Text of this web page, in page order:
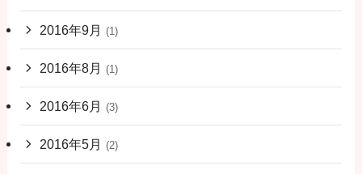
2016年9月 (1)
2016年8月 (1)
2016年6月 (3)
2016年5月 (2)